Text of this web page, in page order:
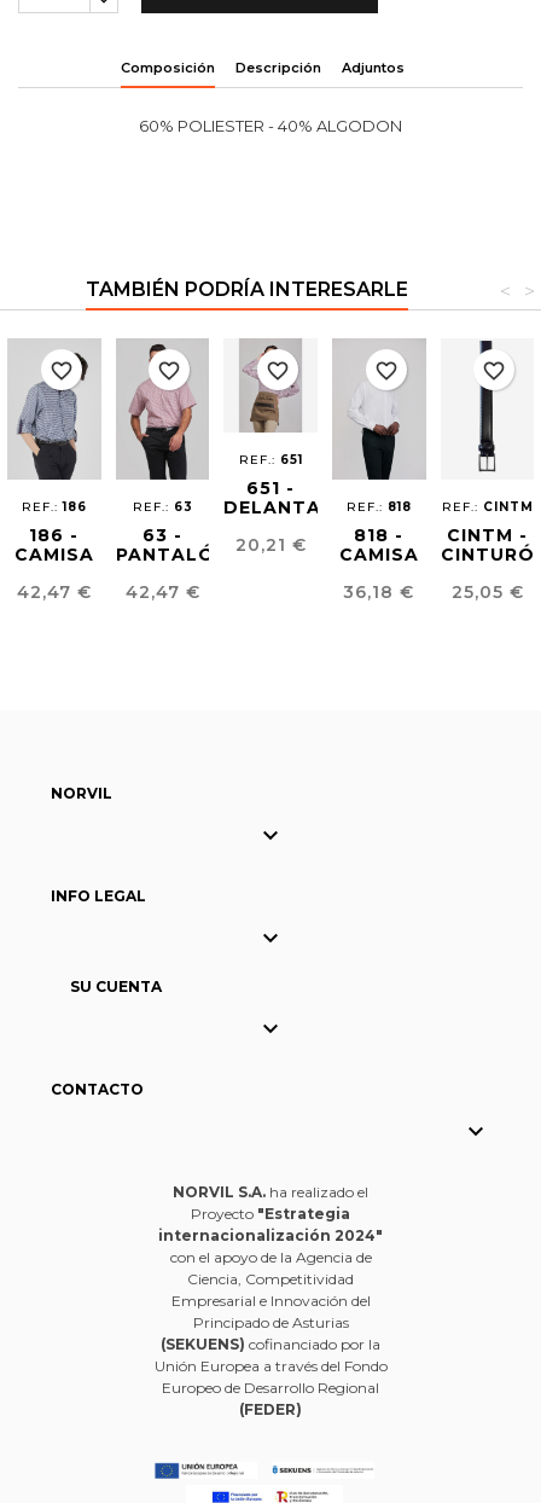
Composición Descripción Adjuntos
60% POLIESTER - 40% ALGODON
TAMBIÉN PODRÍA INTERESARLE >
<
REF.:186
186 -
CAMISA
HOMBRE
Precio
42,47 €
favorite_border
REF.: 63
63 -
PANTALÓN
HOMBRE
Precio
42,47 €
favorite_border
REF.: 651
651 -
DELANTAL
Precio
20,21 €
favorite_border
REF.: 818
818 -
CAMISA
HOMBRE
Precio
36,18 €
favorite_border
REF.: CINTM
CINTM -
PIEL
Precio
25,05 €
favorite_border
NORVIL

INFO LEGAL

SU CUENTA

CONTACTO

NORVIL S.A. ha realizado el
Proyecto "Estrategia
internacionalización 2024"
con el apoyo de la Agencia de
Ciencia, Competitividad
Empresarial e Innovación del
Principado de Asturias
(SEKUENS) cofinanciado por la
Unión Europea a través del Fondo
Europeo de Desarrollo Regional
(FEDER)